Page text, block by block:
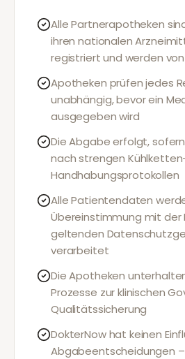
Alle Partnerapotheken
ihren nationalen
registriert und werden
Apotheken prüfen jedes
unabhängig, bevor ein
ausgegeben wird
Die Abgabe erfolgt,
nach strengen
Handhabungsprotokollen
Alle Patientendaten
Übereinstimmung mit der
geltenden
verarbeitet
Die Apotheken
Prozesse zur klinischen
Qualitätssicherung
DokterNow hat keinen
Abgabeentscheidungen